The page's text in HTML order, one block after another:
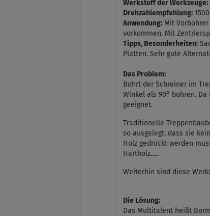
Werkstoff der Werkzeuge:
Drehzahlempfehlung:
Anwendung: Mit
vorkommen. Mit
Tipps, Besonderheiten:
Platten. Sehr gute
Das Problem:
Bohrt der Schreiner im
Winkel als 90° bohren.
geeignet.
Traditionelle
so ausgelegt, dass sie
Holz gedrückt werden
Hartholz.....
Weiterhin sind diese
Die Lösung:
Das Multitalent heißt